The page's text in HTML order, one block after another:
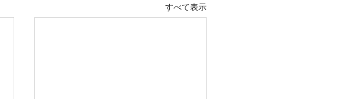
すべて表示